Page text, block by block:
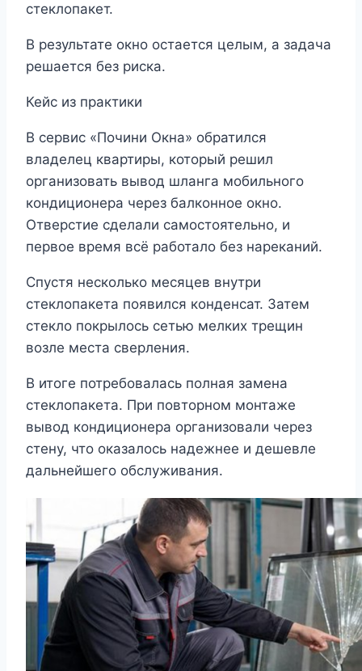
стеклопакет.
В результате окно остается целым, а задача
решается без риска.
Кейс из практики
В сервис «Почини Окна» обратился
владелец квартиры, который решил
организовать вывод шланга мобильного
кондиционера через балконное окно.
Отверстие сделали самостоятельно, и
первое время всё работало без нареканий.
Спустя несколько месяцев внутри
стеклопакета появился конденсат. Затем
стекло покрылось сетью мелких трещин
возле места сверления.
В итоге потребовалась полная замена
стеклопакета. При повторном монтаже
вывод кондиционера организовали через
стену, что оказалось надежнее и дешевле
дальнейшего обслуживания.